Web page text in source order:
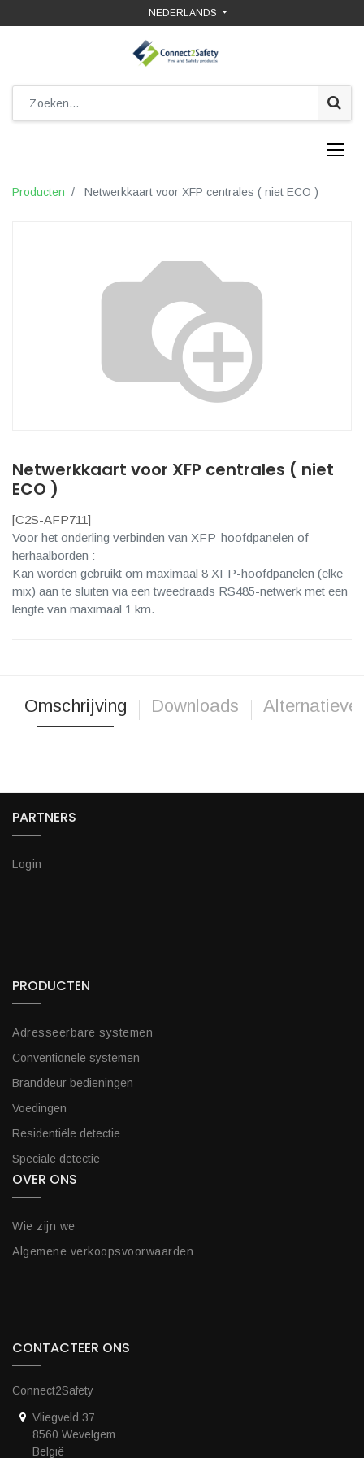
NEDERLANDS
Producten Netwerkkaart voor XFP centrales ( niet ECO )
Netwerkkaart voor XFP centrales ( niet
ECO )
[C2S-AFP711]
Voor het onderling verbinden van XFP-hoofdpanelen of
herhaalborden :
Kan worden gebruikt om maximaal 8 XFP-hoofdpanelen (elke
mix) aan te sluiten via een tweedraads RS485-netwerk met een
lengte van maximaal 1 km.
Omschrijving Downloads Alternatieve
PARTNERS
Login
PRODUCTEN
Adresseerbare systemen
Conventionele systemen
Branddeur bedieningen
Voedingen
Residentiële detectie
Speciale detectie
OVER ONS
Wie zijn we
Algemene verkoopsvoorwaarden
CONTACTEER ONS
Connect2Safety
Vliegveld 37
8560 Wevelgem
België